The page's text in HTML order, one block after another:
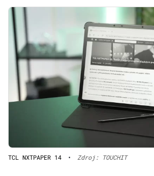
TCL NXTPAPER 14 • Zdroj: TOUCHIT